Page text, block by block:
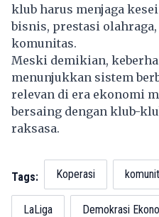
klub harus menjaga
bisnis, prestasi
komunitas.
Meski demikian,
menunjukkan sistem
relevan di era ekonomi
bersaing dengan klub-
raksasa.
Tags: Koperasi
LaLiga Demokrasi